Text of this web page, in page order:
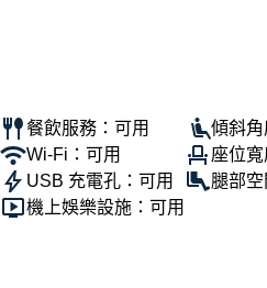
餐飲服務：可用
Wi-Fi：可用
USB 充電孔：可用
機上娛樂設施：可用
傾斜
座位
腿部